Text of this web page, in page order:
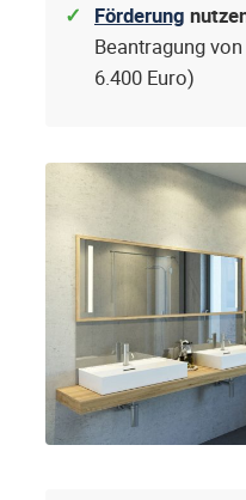
Förderung
Beantragung
6.400 Euro)